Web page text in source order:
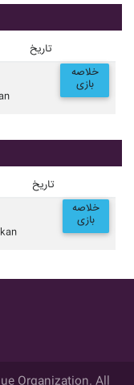
تاریخ
خلاصه
بازی
تاریخ
خلاصه
بازی